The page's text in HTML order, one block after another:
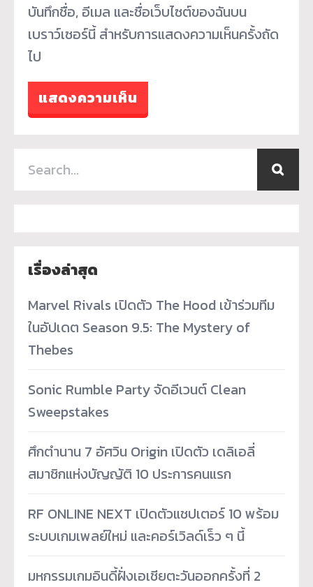
บันทึกชื่อ, อีเมล และชื่อเว็บไซต์ของฉันบน
เบราว์เซอร์นี้ สำหรับการแสดงความเห็นครั้งถัด
ไป
เรื่องล่าสุด
Marvel Rivals เปิดตัว The Hood เข้าร่วมทีม
ในอัปเดต Season 9.5: The Mystery of
Thebes
Sonic Rumble Party จัดอีเวนต์ Clean
Sweepstakes
ศึกตำนาน 7 อัศวิน Origin เปิดตัว เดลิเอลี่
สมาชิกแห่งบัญญัติ 10 ประการคนแรก
RF ONLINE NEXT เปิดตัวแชปเตอร์ 10 พร้อม
ระบบเกมเพลย์ใหม่ และคอร์เวิลด์เร็ว ๆ นี้
มหกรรมเกมอินดี้ฝั่งเอเชียตะวันออกครั้งที่ 2